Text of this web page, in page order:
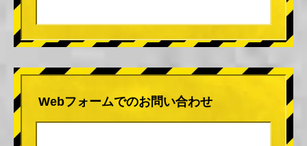
Webフォームでのお問い合わせ